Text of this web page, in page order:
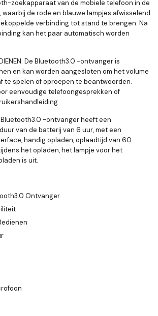
zoekapparaat van de mobiele telefoon in de
de rode en blauwe lampjes afwisselend
verbinding tot stand te brengen. Na
kan het paar automatisch worden
: De Bluetooth3.0 -ontvanger is
en kan worden aangesloten om het volume
te spelen of oproepen te beantwoorden.
eenvoudige telefoongesprekken of
Bluetooth3.0 -ontvanger heeft een
van de batterij van 6 uur, met een
handig opladen, oplaadtijd van 60
het opladen, het lampje voor het
is uit.
Ontvanger